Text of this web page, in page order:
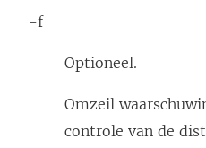
-f
Optioneel.
Omzeil
controle van de